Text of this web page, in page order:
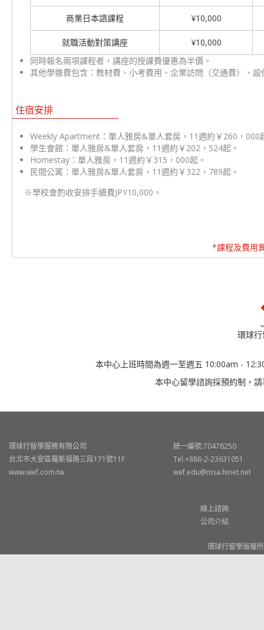
商業日本語課程 ¥10,000
就職活動對策講座
¥10,000
同時報名兩項課程者，講座的授課費優惠為半價。
其他學雜費包含：教材費、小考費用、企業訪問（交通費）、
住宿安排
Weekly Apartment：單人雅房&單人套房，11週約￥260，000
學生會館：單人雅房&單人套房，11週約￥202，524起。
Homestay：單人雅房，11週約￥315，000起。
民間公寓：單人雅房&單人套房，11週約￥322，789起。
※學校會酌收安排手續費JPY10,000。
*課程及費用
環球
本中心上班時間為週一至週五 10:00am -
本中心留學諮詢採預約制，
環球行留學服務有限公司
台北市大安區羅斯福路三段171號11F
www.wef.com.tw
統一編號:70478250
Tel.+886-2-23631051
wef.edu@msa.hinet.net
線上諮詢
公司介紹
環球行留學版權